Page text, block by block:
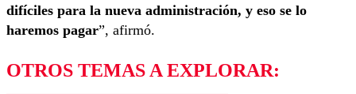
difíciles para la nueva administración, y eso se lo
haremos pagar”, afirmó.
OTROS TEMAS A EXPLORAR: